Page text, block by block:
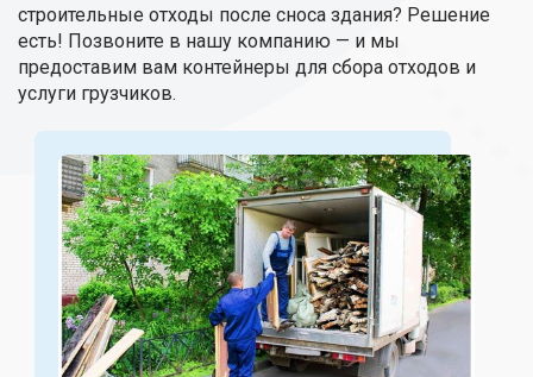
строительные отходы после сноса здания? Решение
есть! Позвоните в нашу компанию — и мы
предоставим вам контейнеры для сбора отходов и
услуги грузчиков.